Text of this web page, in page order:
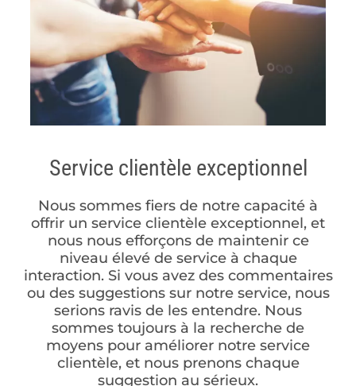
Service clientèle exceptionnel
Nous sommes fiers de notre capacité à
offrir un service clientèle exceptionnel, et
nous nous efforçons de maintenir ce
niveau élevé de service à chaque
interaction. Si vous avez des commentaires
ou des suggestions sur notre service, nous
serions ravis de les entendre. Nous
sommes toujours à la recherche de
moyens pour améliorer notre service
clientèle, et nous prenons chaque
suggestion au sérieux.